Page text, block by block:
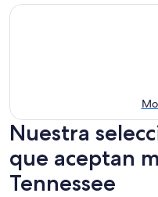
Nuestra
que aceptan
Tennessee